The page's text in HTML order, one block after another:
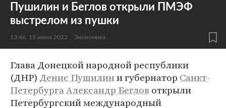
Пушилин и Беглов открыли ПМЭФ
выстрелом из пушки
13:46, 15 июня 2022 Экономика
Глава Донецкой народной республики
(ДНР) Денис Пушилини губернатор Санкт-
ПетербургаАлександр Беглов открыли
Петербургский международный